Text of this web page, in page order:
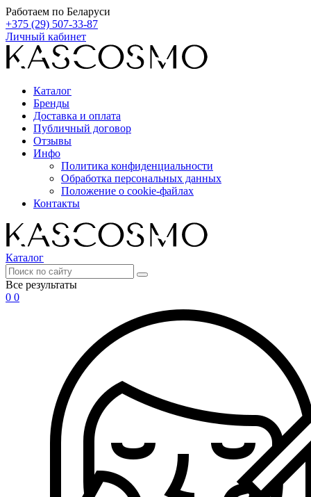
Работаем по Беларуси
+375 (29) 507-33-87
Личный кабинет
Каталог
Бренды
Доставка и оплата
Публичный договор
Отзывы
Инфо
Политика конфиденциальности
Обработка персональных данных
Положение о cookie-файлах
Контакты
Каталог
Все результаты
0 0